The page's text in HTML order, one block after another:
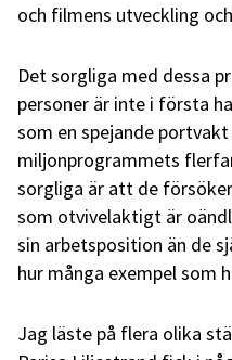
och filmens utveckling
Det sorgliga med dessa
personer är inte i första
som en spejande
miljonprogrammets
sorgliga är att de
som otvivelaktigt är
sin arbetsposition än de
hur många exempel som
Jag läste på flera olika